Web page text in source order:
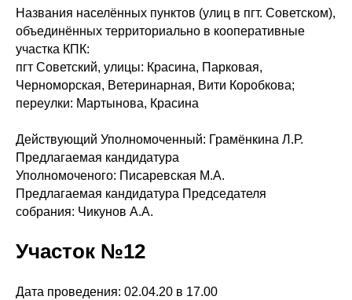
Названия населённых пунктов (улиц в пгт. Советском),
объединённых территориально в кооперативные
участка КПК:
пгт Советский, улицы: Красина, Парковая,
Черноморская, Ветеринарная, Вити Коробкова;
переулки: Мартынова, Красина
Действующий Уполномоченный: Грамёнкина Л.Р.
Предлагаемая кандидатура
Уполномоченого: Писаревская М.А.
Предлагаемая кандидатура Председателя
собрания: Чикунов А.А.
Участок №12
Дата проведения: 02.04.20 в 17.00